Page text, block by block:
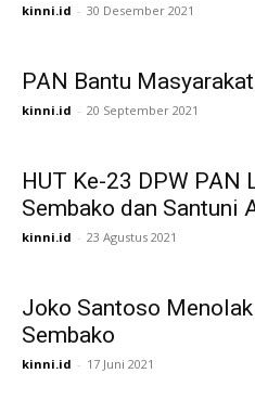
kinni.id - 30 Desember 2021
PAN Bantu
kinni.id - 20 September 2021
HUT Ke-23 DPW PAN
Sembako dan Santuni
kinni.id - 23 Agustus 2021
Joko Santoso
Sembako
kinni.id - 17 Juni 2021